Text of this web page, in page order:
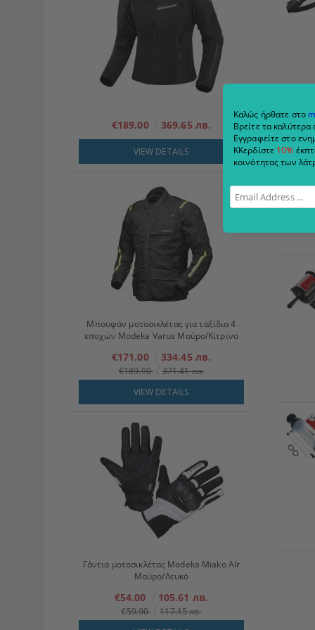
€189.00 369.65 лв.
VIEW DETAILS
Μπουφάν μοτοσικλέτας για ταξίδια 4
εποχών Modeka Varus Μαύρο/Κίτρινο
€171.00 334.45 лв.
€189.90
371.41 лв.
VIEW DETAILS
Γάντια μοτοσικλέτας Modeka Miako AIr
Μαύρο/Λευκό
€54.00 105.61 лв.
€59.90
117.15 лв.
Καλώς ήρθατε στο
Βρείτε τα καλύτερα
Εγγραφείτε στο
ΚΚερδίστε 10%
κοινότητας των